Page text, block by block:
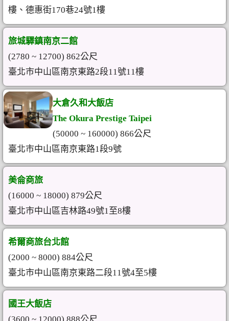
樓、德惠街170巷24號1樓
旅城驛鎮南京二館
(2780 ~ 12700) 862公尺
臺北市中山區南京東路2段11號11樓
大倉久和大飯店
The Okura Prestige Taipei
(50000 ~ 160000) 866公尺
臺北市中山區南京東路1段9號
美侖商旅
(16000 ~ 18000) 879公尺
臺北市中山區吉林路49號1至8樓
希爾商旅台北館
(2000 ~ 8000) 884公尺
臺北市中山區南京東路二段11號4至5樓
國王大飯店